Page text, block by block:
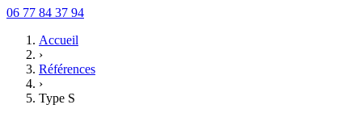
06 77 84 37 94
Accueil
›
Références
›
Type S